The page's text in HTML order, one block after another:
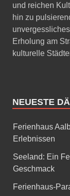
und reichen
hin zu
Erholung am
kulturelle
NEUESTE
Ferienhaus
Erlebnissen
Seeland: Ein
Geschmack
Ferienhaus-